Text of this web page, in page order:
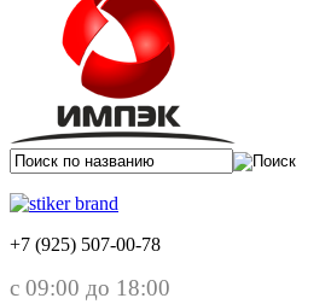
+7 (925) 507-00-78
с 09:00 до 18:00